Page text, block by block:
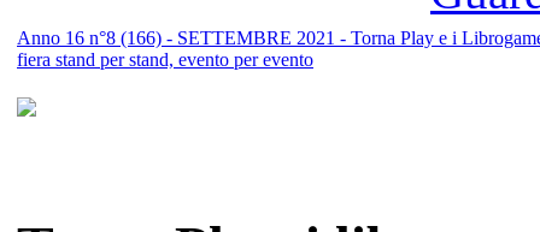
Anno 16 n°8 (166) - SETTEMBRE 2021 - Torna Play e i
fiera stand per stand, evento per evento